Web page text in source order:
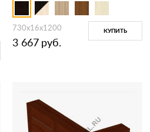
730х16x1200
3 667 руб.
КУПИТЬ